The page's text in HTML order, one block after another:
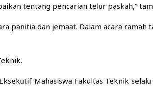
tentang pencarian telur paskah,”
panitia dan jemaat. Dalam acara ramah
Mahasiswa Fakultas Teknik